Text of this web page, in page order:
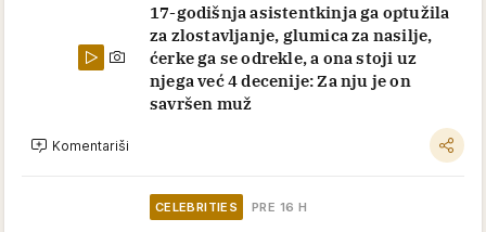
17-godišnja asistentkinja ga optužila
za zlostavljanje, glumica za nasilje,
ćerke ga se odrekle, a ona stoji uz
njega već 4 decenije: Za nju je on
savršen muž
Komentariši
CELEBRITIES PRE 16 H